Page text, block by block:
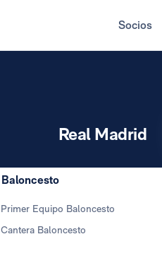
Socios
Real Madrid
Baloncesto
Primer Equipo Baloncesto
Cantera Baloncesto